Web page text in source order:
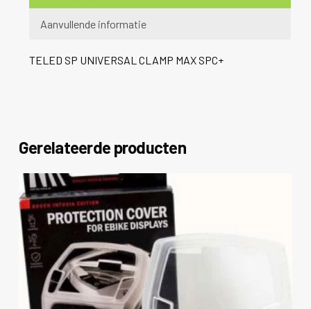
Aanvullende informatie
TELED SP UNIVERSAL CLAMP MAX SPC+
Gerelateerde producten